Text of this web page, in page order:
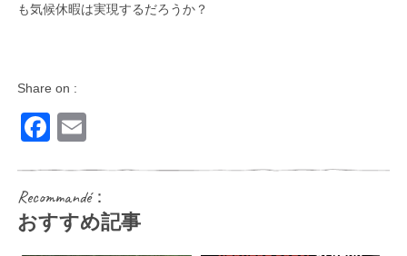
も気候休暇は実現するだろうか？
Share on :
Facebook
Email
Recommandé：
おすすめ記事